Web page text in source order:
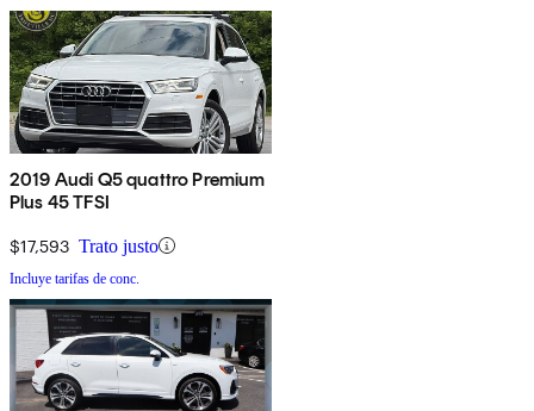
2019 Audi Q5 quattro Premium
Plus 45 TFSI
$17,593 Trato justo
Incluye tarifas de conc.